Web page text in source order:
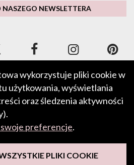
NASZEGO NEWSLETTERA
pomocą Apple Pay, Google Pay, PayPal
debetowych.
wykorzystuje pliki cookie w
użytkowania, wyświetlania
oraz śledzenia aktywności
preferencje.
PLIKI COOKIE